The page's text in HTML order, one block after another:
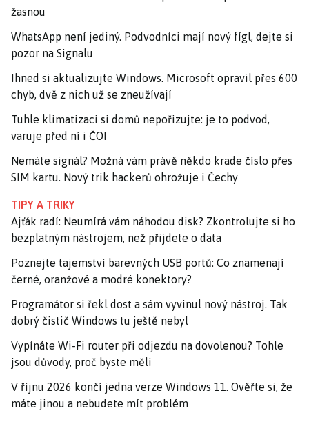
žasnou
WhatsApp není jediný. Podvodníci mají nový fígl, dejte si
pozor na Signalu
Ihned si aktualizujte Windows. Microsoft opravil přes 600
chyb, dvě z nich už se zneužívají
Tuhle klimatizaci si domů nepořizujte: je to podvod,
varuje před ní i ČOI
Nemáte signál? Možná vám právě někdo krade číslo přes
SIM kartu. Nový trik hackerů ohrožuje i Čechy
TIPY A TRIKY
Ajťák radí: Neumírá vám náhodou disk? Zkontrolujte si ho
bezplatným nástrojem, než přijdete o data
Poznejte tajemství barevných USB portů: Co znamenají
černé, oranžové a modré konektory?
Programátor si řekl dost a sám vyvinul nový nástroj. Tak
dobrý čistič Windows tu ještě nebyl
Vypínáte Wi-Fi router při odjezdu na dovolenou? Tohle
jsou důvody, proč byste měli
V říjnu 2026 končí jedna verze Windows 11. Ověřte si, že
máte jinou a nebudete mít problém